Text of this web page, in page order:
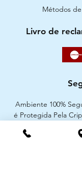
Métodos
Livro de
Ambiente 100%
é Protegida Pela
Métodos de